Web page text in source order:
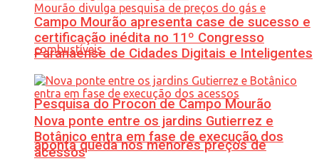
Pesquisa do Procon de Campo Mourão
aponta queda nos menores preços de
Campo Mourão apresenta case de sucesso e
certificação inédita no 11º Congresso
Paranaense de Cidades Digitais e Inteligentes
Nova ponte entre os jardins Gutierrez e
Botânico entra em fase de execução dos
acessos